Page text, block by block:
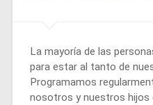
La mayoría de las
para estar al tanto de
Programamos
nosotros y nuestros hijos